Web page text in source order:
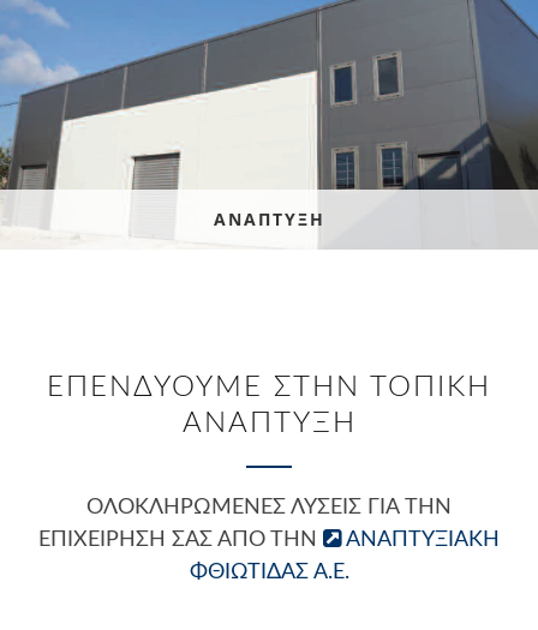
ΑΝΑΠΤΥΞΗ
ΕΠΕΝΔΥΟΥΜΕ ΣΤΗΝ ΤΟΠΙΚΗ
ΑΝΑΠΤΥΞΗ
ΟΛΟΚΛΗΡΩΜΈΝΕΣ ΛΎΣΕΙΣ ΓΙΑ ΤΗΝ
ΕΠΙΧΕΊΡΗΣΗ ΣΑΣ ΑΠΌ ΤΗΝ
ΑΝΑΠΤΥΞΙΑΚΉ
ΦΘΙΏΤΙΔΑΣ Α.Ε.